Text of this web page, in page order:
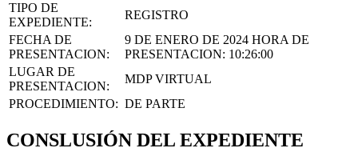
TIPO DE
EXPEDIENTE:
REGISTRO
FECHA DE
PRESENTACION:
9 DE ENERO DE 2024 HORA DE
PRESENTACION: 10:26:00
LUGAR DE
PRESENTACION:
MDP VIRTUAL
PROCEDIMIENTO: DE PARTE
CONSLUSIÓN DEL EXPEDIENTE